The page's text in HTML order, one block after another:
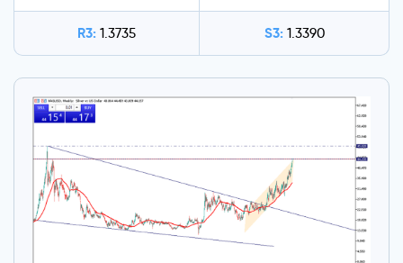
R3: 1.3735 S3: 1.3390